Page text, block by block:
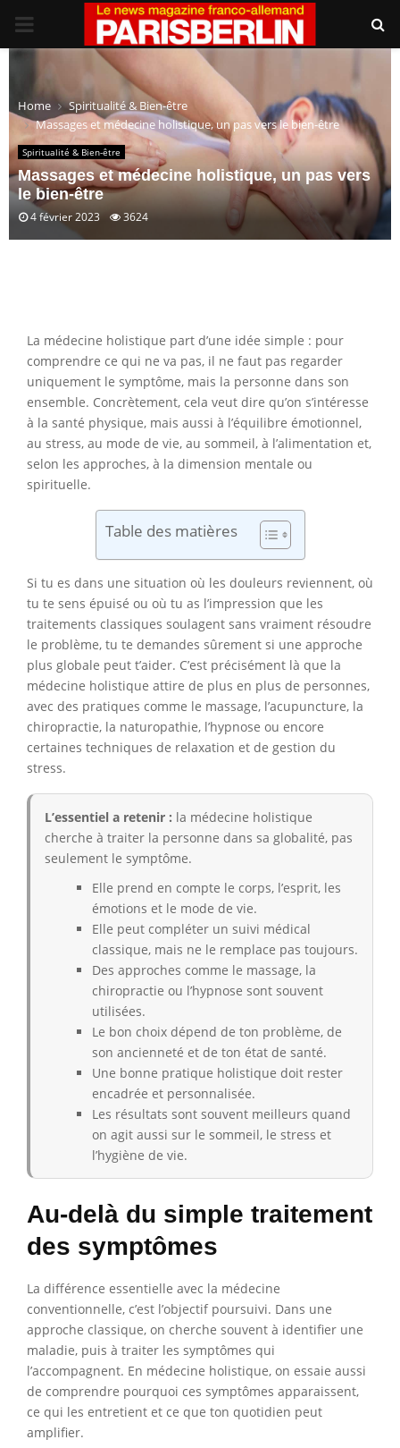
PRIMARY
Home
Spiritualité & Bien-être
Massages et médecine holistique, un pas vers le bien-être
Spiritualité & Bien-être
Massages et médecine holistique, un pas vers
le bien-être
4 février 2023 3624
La médecine holistique part d’une idée simple : pour
comprendre ce qui ne va pas, il ne faut pas regarder
uniquement le symptôme, mais la personne dans son
ensemble. Concrètement, cela veut dire qu’on s’intéresse
à la santé physique, mais aussi à l’équilibre émotionnel,
au stress, au mode de vie, au sommeil, à l’alimentation et,
selon les approches, à la dimension mentale ou
spirituelle.
Table des matières
Si tu es dans une situation où les douleurs reviennent, où
tu te sens épuisé ou où tu as l’impression que les
traitements classiques soulagent sans vraiment résoudre
le problème, tu te demandes sûrement si une approche
plus globale peut t’aider. C’est précisément là que la
médecine holistique attire de plus en plus de personnes,
avec des pratiques comme le massage, l’acupuncture, la
chiropractie, la naturopathie, l’hypnose ou encore
certaines techniques de relaxation et de gestion du
stress.
L’essentiel a retenir : la médecine holistique
cherche à traiter la personne dans sa globalité, pas
seulement le symptôme.
Elle prend en compte le corps, l’esprit, les
émotions et le mode de vie.
Elle peut compléter un suivi médical
classique, mais ne le remplace pas toujours.
Des approches comme le massage, la
chiropractie ou l’hypnose sont souvent
utilisées.
Le bon choix dépend de ton problème, de
son ancienneté et de ton état de santé.
Une bonne pratique holistique doit rester
encadrée et personnalisée.
Les résultats sont souvent meilleurs quand
on agit aussi sur le sommeil, le stress et
l’hygiène de vie.
Au-delà du simple traitement
des symptômes
La différence essentielle avec la médecine
conventionnelle, c’est l’objectif poursuivi. Dans une
approche classique, on cherche souvent à identifier une
maladie, puis à traiter les symptômes qui
l’accompagnent. En médecine holistique, on essaie aussi
de comprendre pourquoi ces symptômes apparaissent,
ce qui les entretient et ce que ton quotidien peut
amplifier.